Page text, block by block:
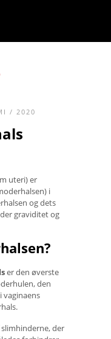
/ 2020
uteri) er
i
og dets
graviditet og
er den øverste
den
vaginaens
der